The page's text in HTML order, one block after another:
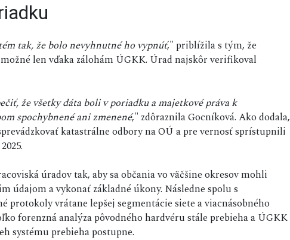
tak, že bolo nevyhnutné ho vypnúť," priblížila s tým, že
len vďaka zálohám ÚGKK. Úrad najskôr verifikoval
že všetky dáta boli v poriadku a majetkové práva k
spochybnené ani zmenené," zdôraznila Gocníková. Ako dodala,
katastrálne odbory na OÚ a pre vernosť sprístupnili
úradov tak, aby sa občania vo väčšine okresov mohli
údajom a vykonať základné úkony. Následne spolu s
protokoly vrátane lepšej segmentácie siete a viacnásobného
forenzná analýza pôvodného hardvéru stále prebieha a ÚGKK
systému prebieha postupne.